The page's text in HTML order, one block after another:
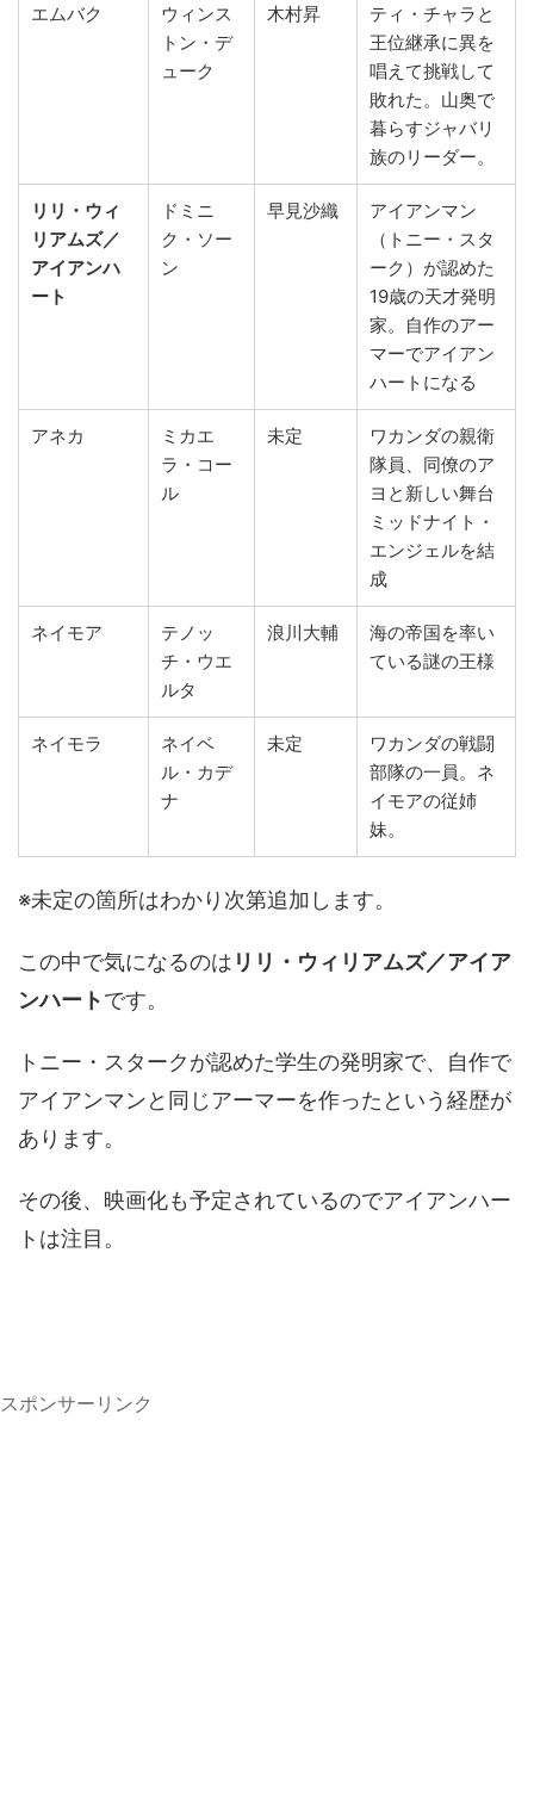
エムバク
ウィンス
トン・デ
ューク
木村昇
ティ・チャラと
王位継承に異を
唱えて挑戦して
敗れた。山奥で
暮らすジャバリ
族のリーダー。
リリ・ウィ
リアムズ／
アイアンハ
ート
ドミニ
ク・ソー
ン
早見沙織
アイアンマン
（トニー・スタ
ーク）が認めた
19歳の天才発明
家。自作のアー
マーでアイアン
ハートになる
アネカ
ミカエ
ラ・コー
ル
未定
ワカンダの親衛
隊員、同僚のア
ヨと新しい舞台
ミッドナイト・
エンジェルを結
成
ネイモア
テノッ
チ・ウエ
ルタ
浪川大輔
海の帝国を率い
ている謎の王様
ネイモラ
ネイベ
ル・カデ
ナ
未定
ワカンダの戦闘
部隊の一員。ネ
イモアの従姉
妹。
※未定の箇所はわかり次第追加します。
この中で気になるのは リリ・ウィリアムズ／アイア
ンハートです。
トニー・スタークが認めた学生の発明家で、自作で
アイアンマンと同じアーマーを作ったという経歴が
あります。
その後、映画化も予定されているのでアイアンハー
トは注目。
スポンサーリンク